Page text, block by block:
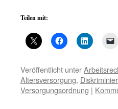
Teilen mit:
Veröffentlicht unter
Altersversorgung,
Versorgungsordnung |